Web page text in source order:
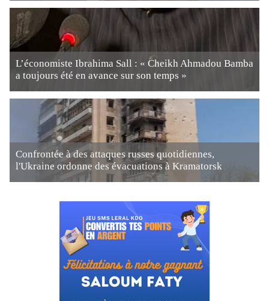
L’économiste Ibrahima Sall : « Cheikh Ahmadou Bamba
a toujours été en avance sur son temps »
Confrontée à des attaques russes quotidiennes,
l'Ukraine ordonne des évacuations à Kramatorsk